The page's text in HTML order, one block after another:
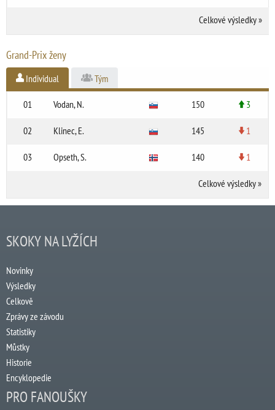
Celkové výsledky»
Grand-Prix ženy
Individual Tým
01 Vodan, N. 150 3
02 Klinec, E. 145 1
03 Opseth, S. 140 1
Celkové výsledky»
SKOKY NA LYŽÍCH
Novinky
Výsledky
Celkově
Zprávy ze závodu
Statistiky
Můstky
Historie
Encyklopedie
PRO FANOUŠKY